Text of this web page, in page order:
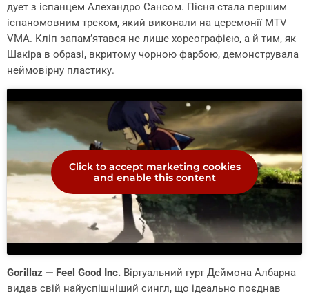
дует з іспанцем Алехандро Сансом. Пісня стала першим
іспаномовним треком, який виконали на церемонії MTV
VMA. Кліп запам’ятався не лише хореографією, а й тим, як
Шакіра в образі, вкритому чорною фарбою, демонструвала
неймовірну пластику.
Click to accept marketing cookies
and enable this content
Gorillaz — Feel Good Inc. Віртуальний гурт Деймона Албарна
видав свій найуспішніший сингл, що ідеально поєднав